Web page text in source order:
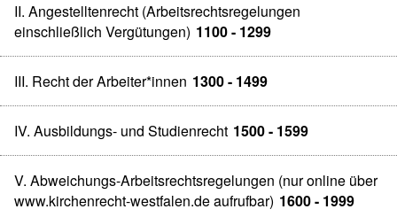
II. Angestelltenrecht (Arbeitsrechtsregelungen
einschließlich Vergütungen) 1100 - 1299
III. Recht der Arbeiter*innen 1300 - 1499
IV. Ausbildungs- und Studienrecht 1500 - 1599
V. Abweichungs-Arbeitsrechtsregelungen (nur online über
www.kirchenrecht-westfalen.de aufrufbar) 1600 - 1999